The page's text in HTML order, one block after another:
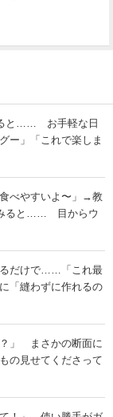
ると…… お手軽な日
ー」「これで楽しま
べやすいよ〜」→教
みると…… 目からウ
るだけで……「これ最
「縫わずに作れるの
」 まさかの断面に
の見せてくださって